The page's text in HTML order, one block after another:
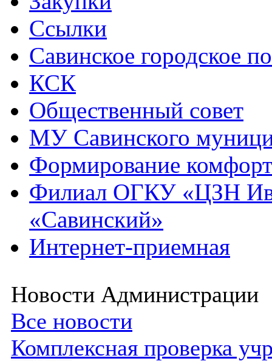
Ссылки
Савинское городское
КСК
Общественный совет
МУ Савинского
Формирование
Филиал ОГКУ «ЦЗН
«Савинский»
Интернет-приемная
Новости Администрации
Все новости
Комплексная проверка